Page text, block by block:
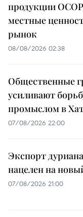
продукции
местные
рынок
08/08/2026 02:38
Общественные
усиливают
промыслом в
07/08/2026 22:00
Экспорт
нацелен на
07/08/2026 21:00